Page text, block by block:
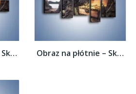
Obraz na płótnie – Skarby świeżo wydobyte... Obraz na płótnie – Skarby świeżo wydobyte...